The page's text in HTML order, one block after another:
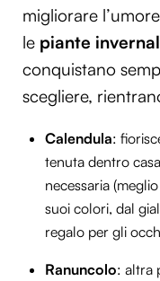
migliorare
le piante
conquistano
scegliere,
Calendula:
tenuta dentro
necessaria
suoi colori, dal
regalo per gli
Ranuncolo: altra